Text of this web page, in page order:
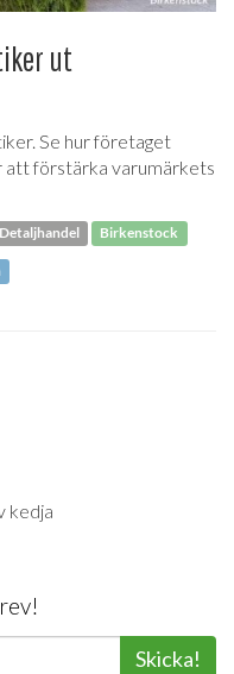
ut
Se hur företaget
att förstärka varumärkets
Detaljhandel Birkenstock
kedja
Skicka!